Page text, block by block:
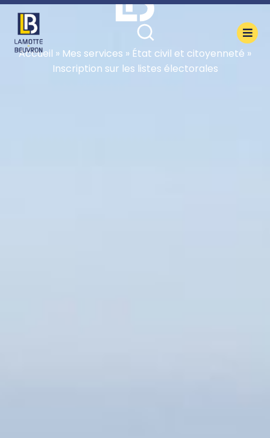
principal
Accueil » Mes services » État civil et citoyenneté »
Inscription sur les listes électorales